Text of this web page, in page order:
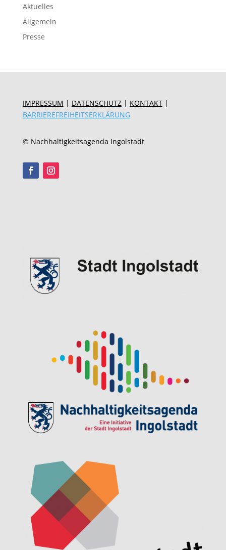
Aktuelles
Allgemein
Presse
IMPRESSUM | DATENSCHUTZ| KONTAKT |
BARRIEREFREIHEITSERKLÄRUNG
© Nachhaltigkeitsagenda Ingolstadt